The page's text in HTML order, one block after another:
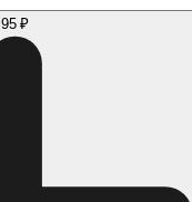
95 ₽